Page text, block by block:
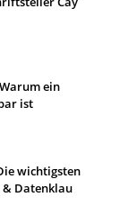
ein
ist
wichtigsten
& Datenklau